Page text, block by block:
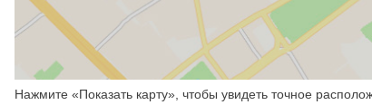
Нажмите «Показать карту», чтобы увидеть точное